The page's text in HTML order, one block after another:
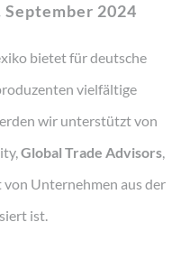
2024
bietet für deutsche
vielfältige
wir unterstützt von
Global Trade Advisors,
Unternehmen aus der
ist.